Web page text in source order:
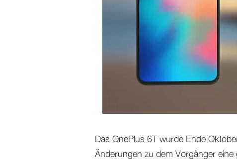
Das OnePlus 6T wurde Ende
Änderungen zu dem Vorgänger